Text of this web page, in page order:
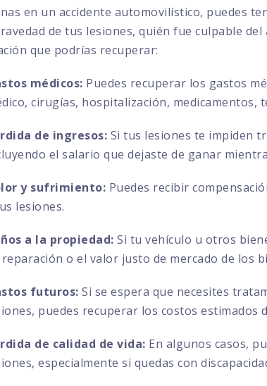
en un accidente automovilístico, puedes
de tus lesiones, quién fue culpable
que podrías recuperar:
médicos: Puedes recuperar los gastos
cirugías, hospitalización,
de ingresos: Si tus lesiones te impiden
el salario que dejaste de ganar
y sufrimiento: Puedes recibir
lesiones.
a la propiedad: Si tu vehículo u otros
o el valor justo de mercado de los
futuros: Si se espera que necesites
puedes recuperar los costos estimados
de calidad de vida: En algunos casos,
especialmente si quedas con